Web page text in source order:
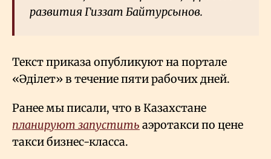
развития Гиззат Байтурсынов.
Текст приказа опубликуют на портале
«Әділет» в течение пяти рабочих дней.
Ранее мы писали, что в Казахстане
планируют запустить аэротакси по цене
такси бизнес-класса.